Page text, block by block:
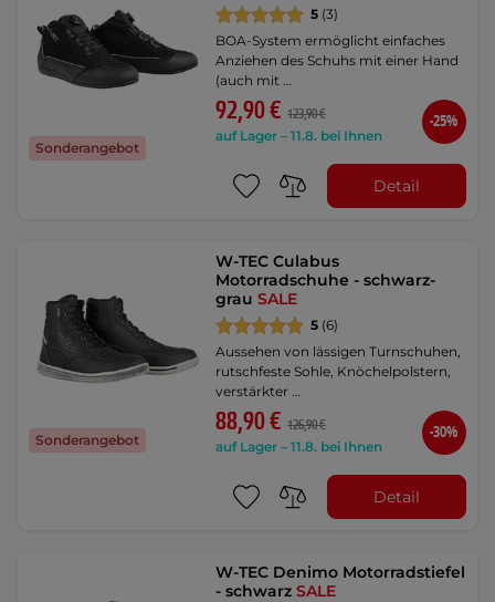
Sonderangebot
5 (3)
BOA-System ermöglicht einfaches
Anziehen des Schuhs mit einer Hand
(auch mit …
92,90 € 123,90 €
auf Lager – 11.8. bei Ihnen
-25%
Detail
Sonderangebot
W-TEC Culabus
Motorradschuhe - schwarz-
grauSALE
5 (6)
Aussehen von lässigen Turnschuhen,
rutschfeste Sohle, Knöchelpolstern,
verstärkter …
88,90 € 126,90 €
auf Lager – 11.8. bei Ihnen
-30%
Detail
W-TEC Denimo Motorradstiefel
- schwarzSALE